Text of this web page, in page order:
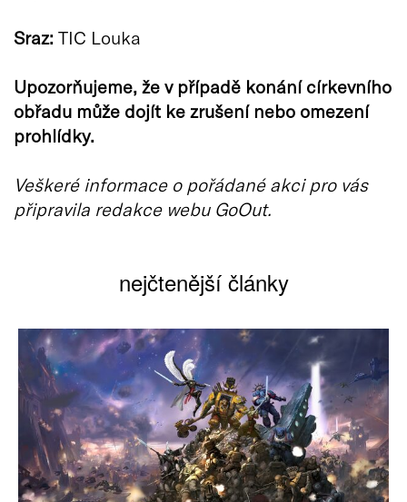
Sraz: TIC Louka
Upozorňujeme, že v případě konání církevního
obřadu může dojít ke zrušení nebo omezení
prohlídky.
Veškeré informace o pořádané akci pro vás
připravila redakce webu GoOut.
nejčtenější články